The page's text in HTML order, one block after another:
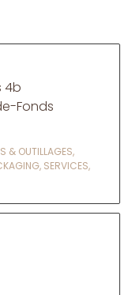
4b
Fonds
& OUTILLAGES,
SERVICES,